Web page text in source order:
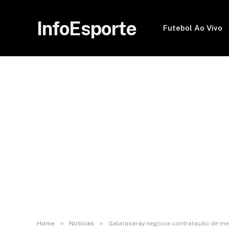
InfoEsporte Futebol Ao Vivo
Home » Noticias » Galatasaray negocia contratação de